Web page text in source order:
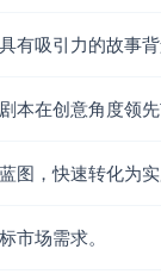
：沈如安是幕后
。
有吸引力的故事背
本在创意角度领先
图，快速转化为实
市场需求。